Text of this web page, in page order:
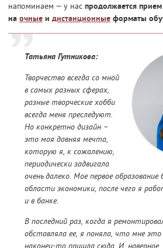
напоминаем — у нас продолжается прием
на очные и дистанционные форматы
Татьяна Гутникова:
Творчество всегда со мной
в самых разных сферах,
разные творческие хобби
всегда меня преследуют.
Но конкретно дизайн –
это моя давняя мечта,
которую я, к сожалению,
периодически задвигала
очень далеко. Мое первое образование
области экономики, после чего я
и в банке.
В последний раз, когда я
обставляла ее, я поняла, что мне
наконец-то пришла сюда. И,